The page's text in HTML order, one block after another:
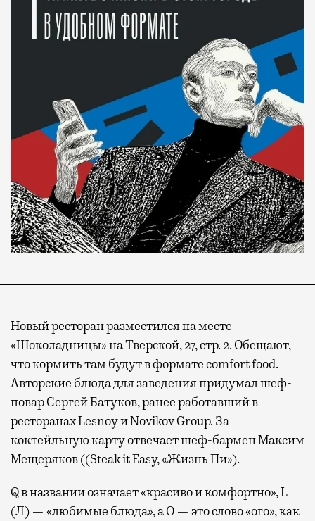
Новый ресторан разместился на месте
«Шоколадницы» на Тверской, 27, стр. 2. Обещают,
что кормить там будут в формате comfort food.
Авторские блюда для заведения придумал шеф-
повар Сергей Батуков, ранее работавший в
ресторанах Lesnoy и Novikov Group. За
коктейльную карту отвечает шеф-бармен Максим
Мещеряков ((Steak it Easy, «Жизнь Пи»).
Q в названии означает «красиво и комфортно», L
(Л) — «любимые блюда», а О — это слово «ого», как